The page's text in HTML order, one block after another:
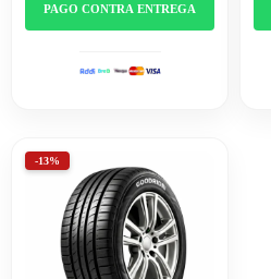
PAGO CONTRA ENTREGA
-13%